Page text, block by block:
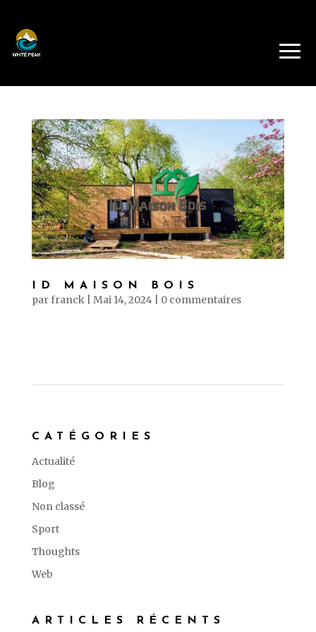
ID MAISON BOIS
parfranck| Mai 14, 2024| 0 commentaires
CATÉGORIES
Actualité
Blog
Non classé
Sport
Thoughts
Web
ARTICLES RÉCENTS